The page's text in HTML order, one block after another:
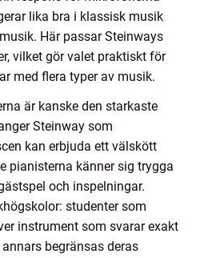
lika bra i klassisk musik
Här passar Steinways
vilket gör valet praktiskt för
med flera typer av musik.
är kanske den starkaste
Steinway som
kan erbjuda ett välskött
pianisterna känner sig trygga
och inspelningar.
studenter som
instrument som svarar exakt
begränsas deras